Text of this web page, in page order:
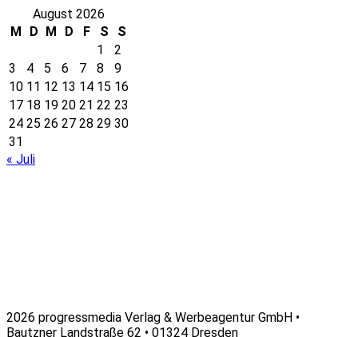
August 2026
M
D M D F S
S
1
2
3
4 5 6 7 8
9
10 11 12 13 14 15 16
17 18 19 20 21 22 23
24 25 26 27 28 29 30
31
« Juli
2026 progressmedia Verlag & Werbeagentur GmbH •
Bautzner Landstraße 62 • 01324 Dresden